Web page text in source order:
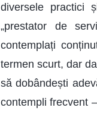
diversele practici
„prestator de
contemplați
termen scurt, dar
să dobândești
contempli frecvent